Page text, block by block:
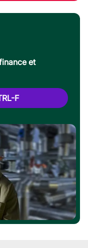
et
F